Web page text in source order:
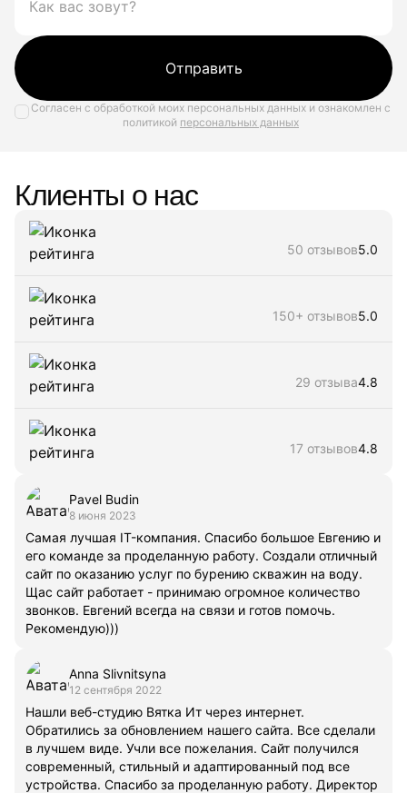
Отправить
Согласен с обработкой моих персональных данных и ознакомлен с
политикой персональных данных
Клиенты о нас
50 отзывов5.0
150+ отзывов5.0
29 отзыва4.8
17 отзывов4.8
Pavel Budin
8 июня 2023
Самая лучшая IT-компания. Спасибо большое Евгению и
его команде за проделанную работу. Создали отличный
сайт по оказанию услуг по бурению скважин на воду.
Щас сайт работает - принимаю огромное количество
звонков. Евгений всегда на связи и готов помочь.
Рекомендую)))
Anna Slivnitsyna
12 сентября 2022
Нашли веб-студию Вятка Ит через интернет.
Обратились за обновлением нашего сайта. Все сделали
в лучшем виде. Учли все пожелания. Сайт получился
современный, стильный и адаптированный под все
устройства. Спасибо за проделанную работу. Директор